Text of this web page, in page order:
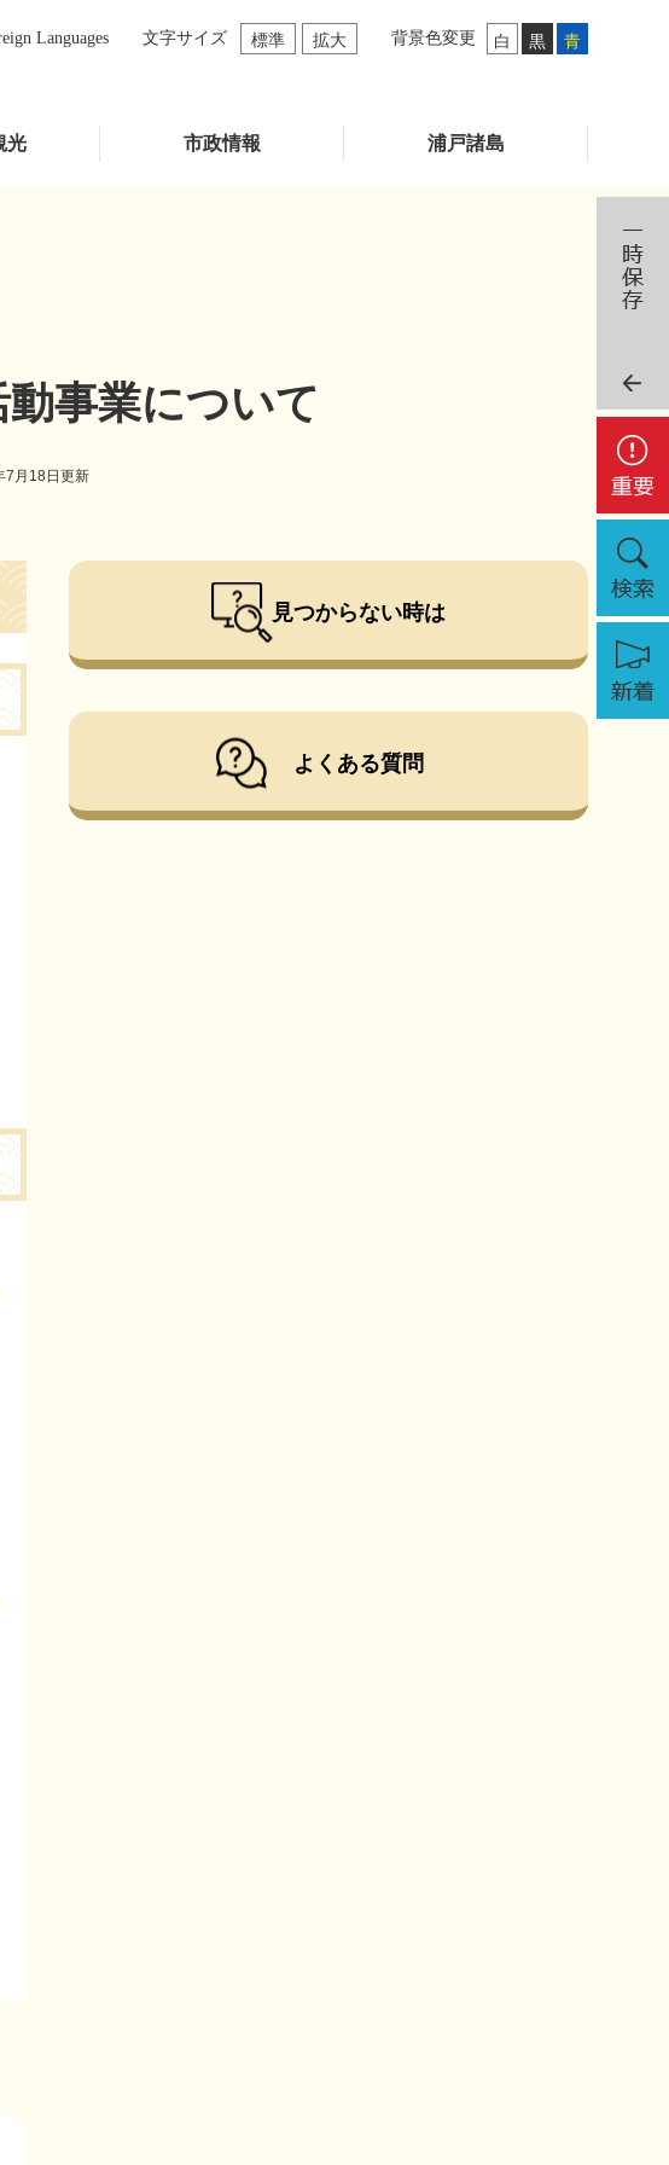
Languages 文字サイズ 標準 拡大 背景色変更 白 黒 青
光 市政情報 浦戸諸島
事業について
7月18日更新
見つからない時は
よくある質問